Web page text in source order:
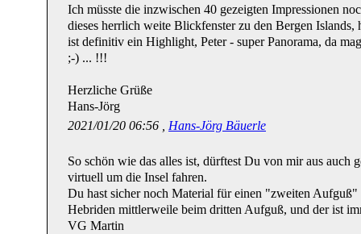
Ich müsste die inzwischen 40 gezeigten Impressionen
dieses herrlich weite Blickfenster zu den Bergen
ist definitiv ein Highlight, Peter - super Panorama, da
;-) ... !!!
Herzliche Grüße
Hans-Jörg
2021/01/20 06:56 , Hans-Jörg Bäuerle
So schön wie das alles ist, dürftest Du von mir aus auch
virtuell um die Insel fahren.
Du hast sicher noch Material für einen "zweiten
Hebriden mittlerweile beim dritten Aufguß, und der ist
VG Martin